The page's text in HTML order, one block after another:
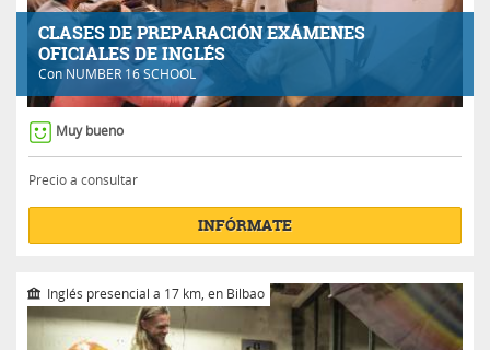
CLASES DE PREPARACIÓN EXÁMENES
OFICIALES DE INGLÉS
Con NUMBER 16 SCHOOL
Muy bueno
Precio a consultar
INFÓRMATE
Inglés presencial a 17 km, en Bilbao